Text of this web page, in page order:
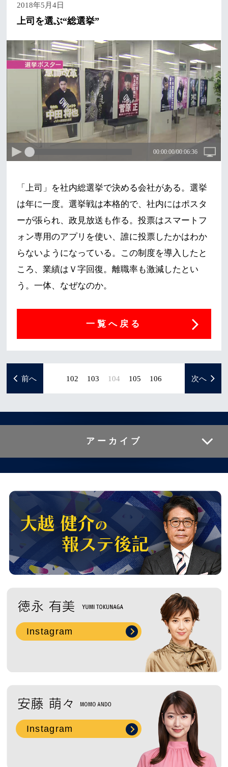
2018年5月4日
上司を選ぶ“総選挙”
「上司」を社内総選挙で決める会社がある。選挙
は年に一度。選挙戦は本格的で、社内にはポスタ
ーが張られ、政見放送も作る。投票はスマートフ
ォン専用のアプリを使い、誰に投票したかはわか
らないようになっている。この制度を導入したと
ころ、業績はＶ字回復。離職率も激減したとい
う。一体、なぜなのか。
一覧へ戻る
前へ 102 103 104 105 106 次へ
アーカイブ
2020年2月 ( 2 )
2020年1月 ( 1 )
2019年12月 ( 5 )
2019年10月 ( 4 )
2019年9月 ( 6 )
Instagram
Instagram